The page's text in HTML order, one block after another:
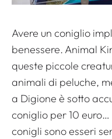
Avere un coniglio
benessere. Animal
queste piccole
animali di peluche,
a Digione è sotto
coniglio per 10
conigli sono esseri